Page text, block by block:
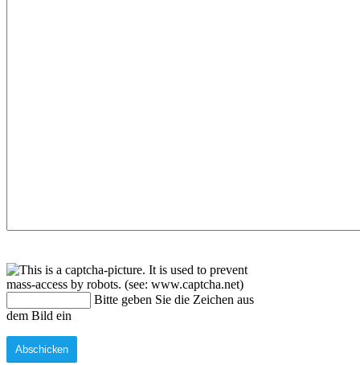
Bitte geben Sie die Zeichen aus
dem Bild ein